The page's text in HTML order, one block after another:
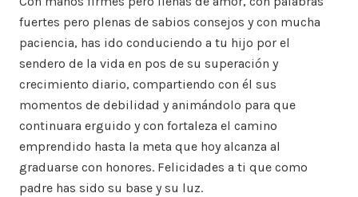
fuertes pero plenas de sabios consejos y con mucha
paciencia, has ido conduciendo a tu hijo por el
sendero de la vida en pos de su superación y
crecimiento diario, compartiendo con él sus
momentos de debilidad y animándolo para que
continuara erguido y con fortaleza el camino
emprendido hasta la meta que hoy alcanza al
graduarse con honores. Felicidades a ti que como
padre has sido su base y su luz.